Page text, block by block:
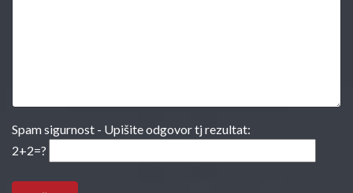
Spam sigurnost - Upišite odgovor tj rezultat:
2+2=?